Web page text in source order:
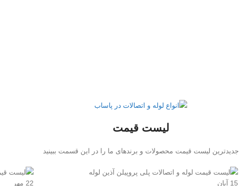
لیست قیمت
جدیدترین لیست قیمت محصولات و برندهای ما را در این قسمت ببینید
15 آبان 22 مهر